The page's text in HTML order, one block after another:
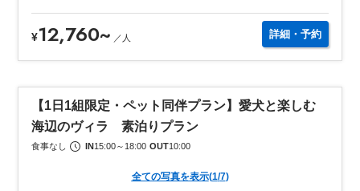
¥12,760~ ／ 人 詳細・予約
【1日1組限定・ペット同伴プラン】愛犬と楽しむ
海辺のヴィラ 素泊りプラン
食事なし IN 15:00～ 18:00 OUT10:00
全ての写真を表示(1/7)